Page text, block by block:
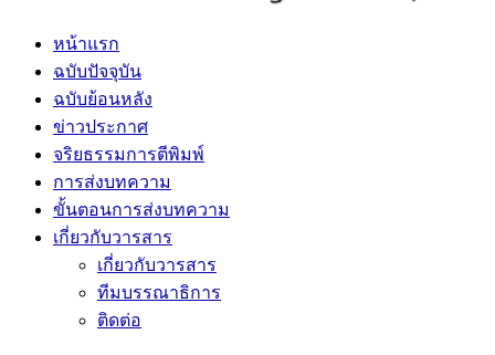
หน้าแรก
ฉบับปัจจุบัน
ฉบับย้อนหลัง
ข่าวประกาศ
จริยธรรมการตีพิมพ์
การส่งบทความ
ขั้นตอนการส่งบทความ
เกี่ยวกับวารสาร
เกี่ยวกับวารสาร
ทีมบรรณาธิการ
ติดต่อ